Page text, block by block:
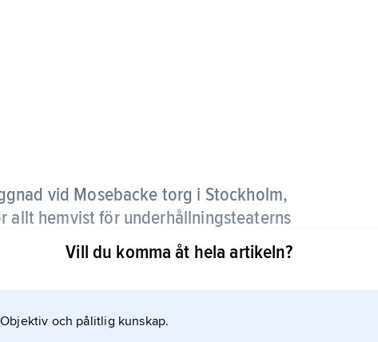
vid Mosebacke torg i Stockholm,
allt hemvist för underhållningsteaterns
och lustspel.
Hodells ”Andersson, Pettersson och
Albert Ranft var ägare 1899–1926
Vill du komma åt hela artikeln?
Objektiv och pålitlig kunskap.